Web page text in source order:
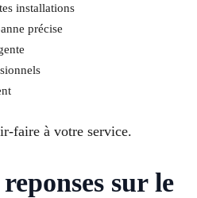
installations
précise
faire à votre service.
sur le